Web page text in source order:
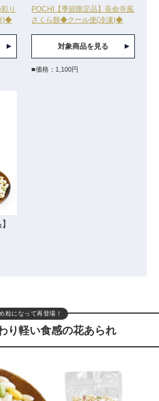
り
)◆
POCHI【季節限定品】長命寺風
さくら餅◆クール便(冷凍)◆
対象商品を見る
■価格：1,100円
粒になって再登場！
軽い食感の花あられ